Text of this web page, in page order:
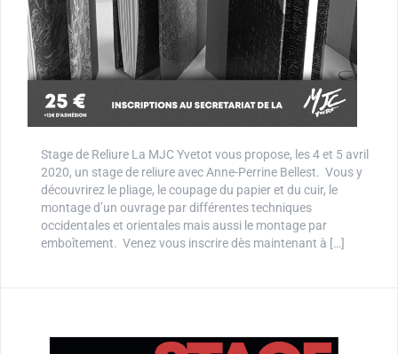
Stage de Reliure La MJC Yvetot vous propose, les 4 et 5 avril
2020, un stage de reliure avec Anne-Perrine Bellest. Vous y
découvrirez le pliage, le coupage du papier et du cuir, le
montage d’un ouvrage par différentes techniques
occidentales et orientales mais aussi le montage par
emboîtement. Venez vous inscrire dès maintenant à […]